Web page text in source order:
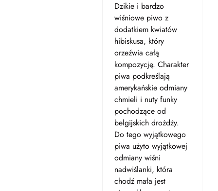
Dzikie i bardzo
wiśniowe piwo z
dodatkiem kwiatów
hibiskusa, który
orzeźwia całą
kompozycję. Charakter
piwa podkreślają
amerykańskie odmiany
chmieli i nuty funky
pochodzące od
belgijskich drożdży.
Do tego wyjątkowego
piwa użyto wyjątkowej
odmiany wiśni
nadwiślanki, która
chodź mała jest